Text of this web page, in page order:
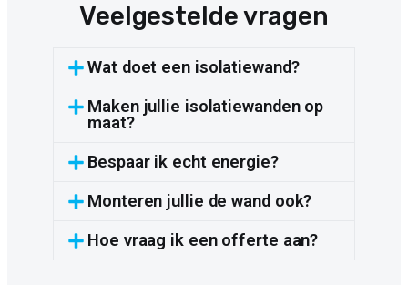
Veelgestelde vragen
Wat doet een isolatiewand?
Maken jullie isolatiewanden op
maat?
Bespaar ik echt energie?
Monteren jullie de wand ook?
Hoe vraag ik een offerte aan?